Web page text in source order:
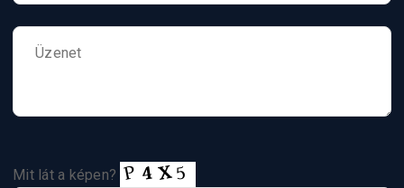
Mit lát a képen?